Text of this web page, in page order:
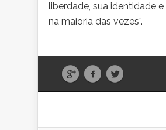
liberdade, sua identidade e
na maioria das vezes”.